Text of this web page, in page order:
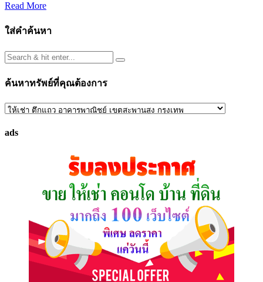
Read More
ใส่คำค้นหา
ค้นหาทรัพย์ที่คุณต้องการ
ค้นหา
ที่
ads